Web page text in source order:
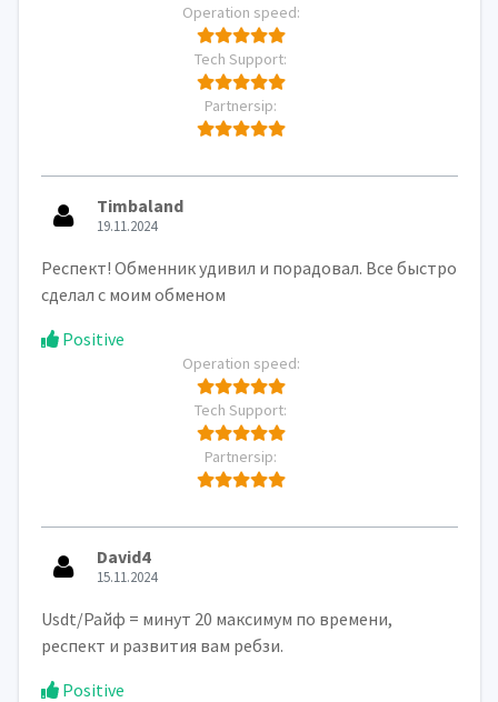
Operation speed:
Tech Support:
Partnersip:
Timbaland
19.11.2024
Респект! Обменник удивил и порадовал. Все быстро
сделал с моим обменом
Positive
Operation speed:
Tech Support:
Partnersip:
David4
15.11.2024
Usdt/Райф = минут 20 максимум по времени,
респект и развития вам ребзи.
Positive